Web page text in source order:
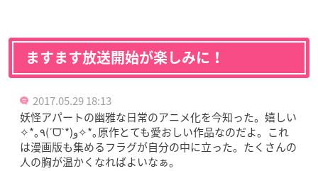
ますます放送開始が楽しみに！
2017.05.29 18:13
妖怪アパートの幽雅な日常のアニメ化を今知った。嬉しい
✧*｡٩(ˊᗜˋ*)و✧*｡原作とても愛おしい作品なのだよ。これ
は漫画版も集めるフラグが自分の中に立った。たくさんの
人の胸が温かくなればよいなぁ。